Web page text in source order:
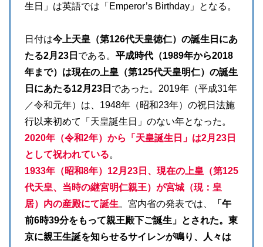
生日」は英語では「Emperor’s Birthday」となる。
日付は今上天皇（第126代天皇徳仁）の誕生日にあ
たる2月23日 である。 平成時代（1989年から2018
年まで）は現在の上皇（第125代天皇明仁）の誕生
日にあたる12月23日 であった。2019年（平成31年
／令和元年）は、1948年（昭和23年）の祝日法施
行以来初めて「天皇誕生日」のない年となった。
2020年（令和2年）から「天皇誕生日」は2月23日
として祝われている。
1933年（昭和8年）12月23日、現在の上皇（第125
代天皇、当時の継宮明仁親王）が宮城（現：皇
居）内の産殿にて誕生。宮内省の発表では、
「午
前6時39分をもって親王殿下ご誕生」とされた。東
京に親王生誕を知らせるサイレンが鳴り、人々は